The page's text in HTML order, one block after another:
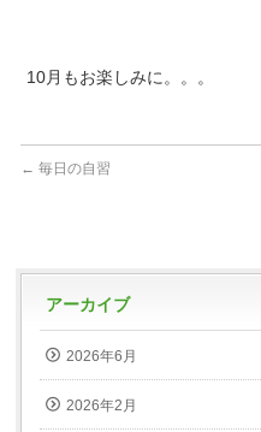
10月もお楽しみに。。。
← 毎日の自習
アーカイブ
2026年6月
2026年2月